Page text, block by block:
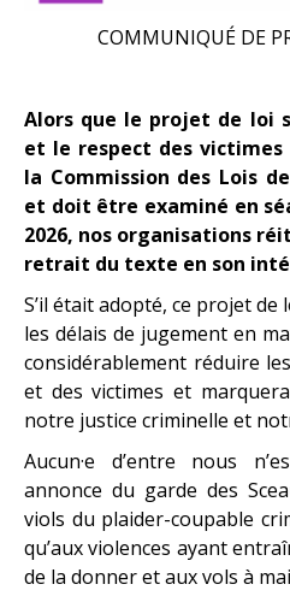
COMMUNIQUÉ DE
Alors que le projet de loi
et le respect des
la Commission des Lois
et doit être examiné en
2026, nos organisations
retrait du texte en son
S’il était adopté, ce projet
les délais de jugement en
considérablement réduire
et des victimes et
notre justice criminelle et
Aucun·e d’entre nous
annonce du garde des
viols du plaider-coupable
qu’aux violences ayant
de la donner et aux vols à